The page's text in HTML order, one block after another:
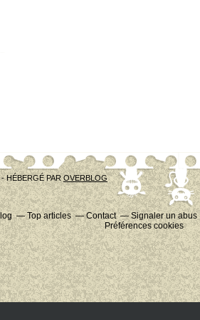
HÉBERGÉ PAR OVERBLOG
Top articles Contact Signaler un abus
Préférences cookies